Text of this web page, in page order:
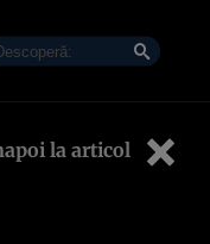
la articol